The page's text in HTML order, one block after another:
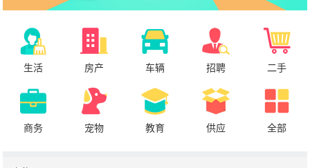
生活 房产 车辆 招聘 二手
商务 宠物 教育 供应 全部